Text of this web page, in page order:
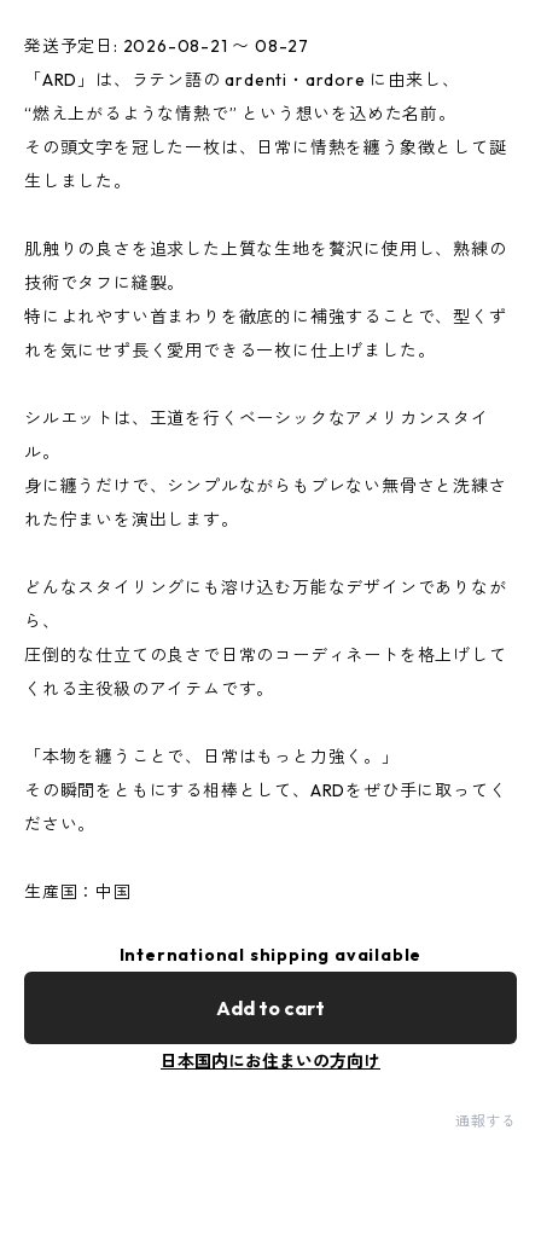
発送予定日: 2026-08-21 〜 08-27
「ARD」は、ラテン語の ardenti・ardore に由来し、
“燃え上がるような情熱で” という想いを込めた名前。
その頭文字を冠した一枚は、日常に情熱を纏う象徴として誕
生しました。
肌触りの良さを追求した上質な生地を贅沢に使用し、熟練の
技術でタフに縫製。
特によれやすい首まわりを徹底的に補強することで、型くず
れを気にせず長く愛用できる一枚に仕上げました。
シルエットは、王道を行くベーシックなアメリカンスタイ
ル。
身に纏うだけで、シンプルながらもブレない無骨さと洗練さ
れた佇まいを演出します。
どんなスタイリングにも溶け込む万能なデザインでありなが
ら、
圧倒的な仕立ての良さで日常のコーディネートを格上げして
くれる主役級のアイテムです。
「本物を纏うことで、日常はもっと力強く。」
その瞬間をともにする相棒として、ARDをぜひ手に取ってく
ださい。
生産国：中国
International shipping available
Add to cart
日本国内にお住まいの方向け
通報する